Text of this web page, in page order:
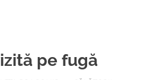
pe fugă